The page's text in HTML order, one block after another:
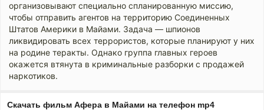
организовывают специально спланированную миссию,
чтобы отправить агентов на территорию Соединенных
Штатов Америки в Майами. Задача — шпионов
ликвидировать всех террористов, которые планируют у них
на родине теракты. Однако группа главных героев
окажется втянута в криминальные разборки с продажей
наркотиков.
Скачать фильм Афера в Майами на телефон mp4